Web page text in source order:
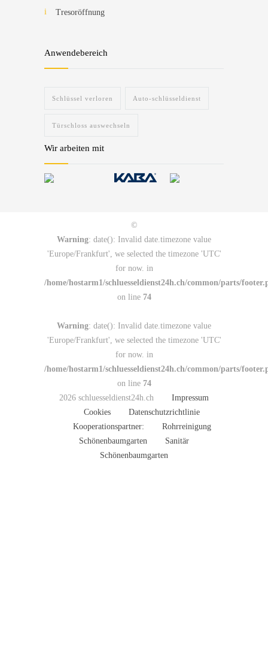
Tresoröffnung
Anwendebereich
Schlüssel verloren Auto-schlüsseldienst
Türschloss auswechseln
Wir arbeiten mit
©
Warning: date(): Invalid date.timezone value
'Europe/Frankfurt', we selected the timezone 'UTC'
for now. in
/home/hostarm1/schluesseldienst24h.ch/common/parts/
on line 74
Warning: date(): Invalid date.timezone value
'Europe/Frankfurt', we selected the timezone 'UTC'
for now. in
/home/hostarm1/schluesseldienst24h.ch/common/parts/
on line 74
2026 schluesseldienst24h.ch
Impressum
Cookies
Datenschutzrichtlinie
Kooperationspartner:
Rohrreinigung
Schönenbaumgarten
Sanitär
Schönenbaumgarten